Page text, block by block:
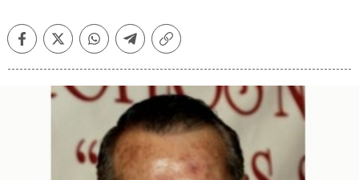
FacebookTwitterWhatsappTelegramCopiar